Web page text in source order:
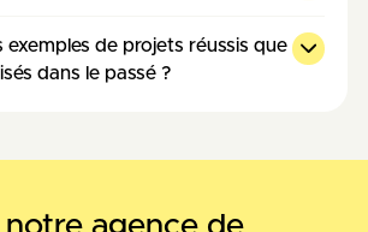
exemples de projets réussis que
dans le passé ?
agence de